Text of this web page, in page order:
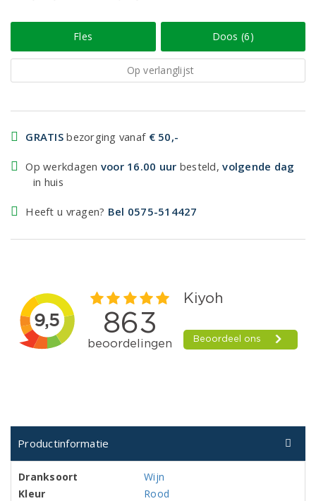
Fles Doos (6)
Op verlanglijst
GRATIS bezorging vanaf € 50,-
Op werkdagen voor 16.00 uur besteld,volgende dag
in huis
Heeft u vragen? Bel 0575-514427
Productinformatie
Dranksoort
Wijn
Kleur
Rood